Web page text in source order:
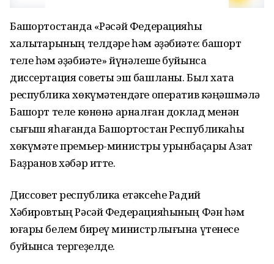
Башҡортостанда «Рәсәй Федерацияһы
халыҡтарының телдәре һәм әҙәбиәте: башҡорт
теле һәм әҙәбиәте» йүнәлеше буйынса
диссертация советы эш башланы. Был хаҡта
республика хөкүмәтендәге оператив кәңәшмәлә
Башҡорт теле көнөнә арналған доклад менән
сығыш яһағанда Башҡортостан Республикаһы
хөкүмәте премьер-министры урынбаҫары Азат
Баҙранов хәбәр итте.
Диссовет республика етәксеһе Радий
Хәбировтың Рәсәй Федерацияһының Фән һәм
юғары белем биреү министрлығына үтенесе
буйынса тергеҙелде.